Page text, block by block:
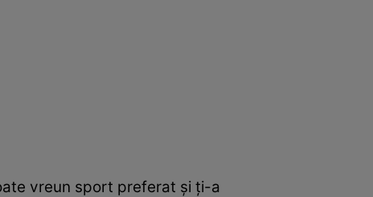
vreun sport preferat şi ţi-a